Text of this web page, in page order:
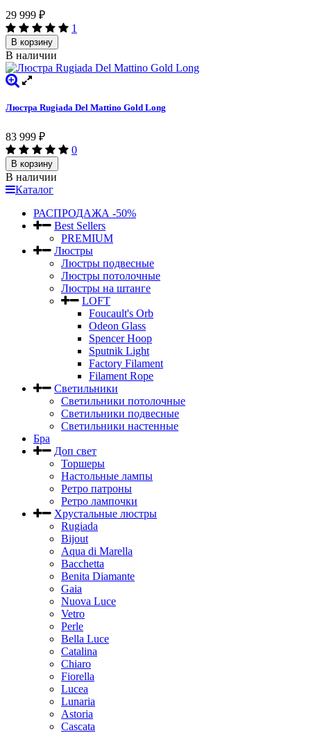
29 999 ₽
1
В корзину
В наличии
Люстра Rugiada Del Mattino Gold Long
83 999 ₽
0
В корзину
В наличии
Каталог
РАСПРОДАЖА -50%
Best Sellers
PREMIUM
Люстры
Люстры подвесные
Люстры потолочные
Люстры на штанге
LOFT
Foucault's Orb
Odeon Glass
Spencer Hoop
Sputnik Light
Factory Filament
Filament Rope
Светильники
Светильники потолочные
Светильники подвесные
Светильники настенные
Бра
Доп свет
Торшеры
Настольные лампы
Ретро патроны
Ретро лампочки
Хрустальные люстры
Rugiada
Bijout
Aqua di Marella
Bacchetta
Benita Diamante
Gaia
Nuova Luce
Vetro
Perle
Bella Luce
Сatalina
Chiaro
Fiorella
Lucea
Lunaria
Astoria
Cascata